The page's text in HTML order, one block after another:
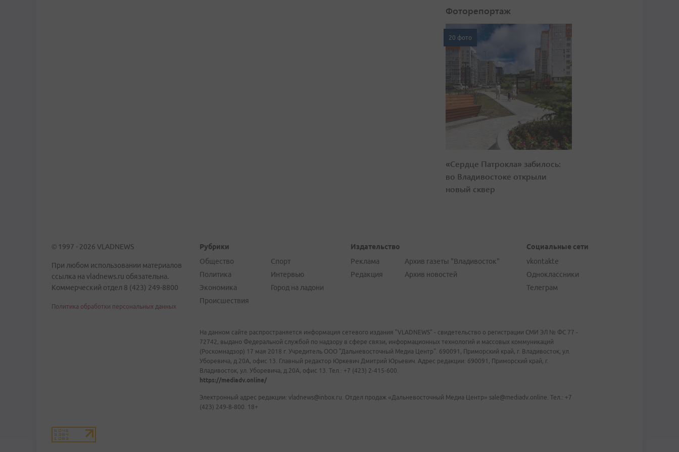
Фоторепортаж
20 фото
«Сердце Патрокла» забилось:
во Владивостоке открыли
новый сквер
© 1997 - 2026 VLADNEWS
При любом использовании материалов
ссылка на vladnews.ru обязательна.
Коммерческий отдел 8 (423) 249-8800
Политика обработки персональных данных
Рубрики
Общество
Политика
Экономика
Происшествия
Спорт
Интервью
Город на ладони
Издательство
Реклама
Редакция
Архив газеты "Владивосток"
Архив новостей
Социальные сети
vkontakte
Одноклассники
Телеграм
На данном сайте распространяется информация сетевого издания "VLADNEWS" - свидетельство о регистрации СМИ ЭЛ № ФС 77 -
72742, выдано Федеральной службой по надзору в сфере связи, информационных технологий и массовых коммуникаций
(Роскомнадзор) 17 мая 2018 г. Учредитель ООО "Дальневосточный Медиа Центр". 690091, Приморский край, г. Владивосток, ул.
Уборевича, д.20А, офис 13. Главный редактор Юркевич Дмитрий Юрьевич. Адрес редакции: 690091, Приморский край, г.
Владивосток, ул. Уборевича, д.20А, офис 13. Тел.: +7 (423) 2-415-600.
https://mediadv.online/
Электронный адрес редакции: vladnews@inbox.ru. Отдел продаж «Дальневосточный Медиа Центр» sale@mediadv.online. Тел.: +7
(423) 249-8-800. 18+